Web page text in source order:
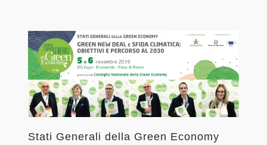
Stati Generali della Green Economy